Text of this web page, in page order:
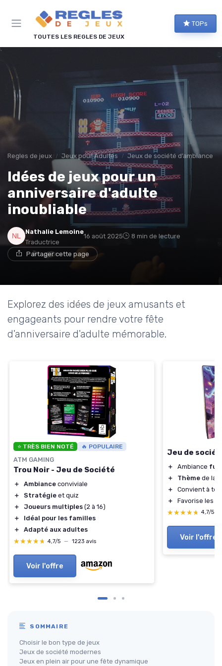
TOUTES LES REGLES DE JEUX
TOPs
Regles de jeux Jeux pour Adultes Jeux de société d’ambiance
Idées de jeux pour un
anniversaire d'adulte
inoubliable
Nathalie Lemoine
Traductrice
16 août 2025 8 min de lecture
Partager cette page
Explorez des idées de jeux amusants et
engageants pour rendre votre fête
d'anniversaire d'adulte mémorable.
⭐ TRÈS BIEN NOTÉ 🔥 POPULAIRE
ATM GAMING
Trou Noir - Jeu de Société
＋ Ambiance conviviale
＋
Stratégie et quiz
＋
Joueurs multiples (2 à 16)
＋
Idéal pour les familles
＋
Adapté aux adultes
★★★★★
★★★★★ 4,7/5 — 1223 avis
Voir l'offre
Jeu de
＋ Ambiance fun
＋
Thème de la
＋
Convient à
＋
Favorise les
★★★★★
★★★★★ 4,7/5
Voir l'offre
SOMMAIRE
Choisir le bon type de jeux
Jeux de société modernes
Jeux en plein air pour une fête dynamique